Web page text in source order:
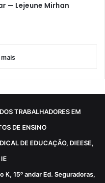
— Lejeune Mirhan
TRABALHADORES EM
DE ENSINO
DE EDUCAÇÃO, DIEESE,
K, 15º andar Ed. Seguradoras,